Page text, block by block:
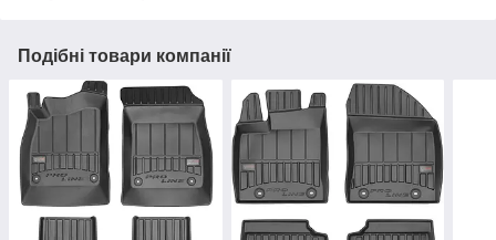
Подібні товари компанії